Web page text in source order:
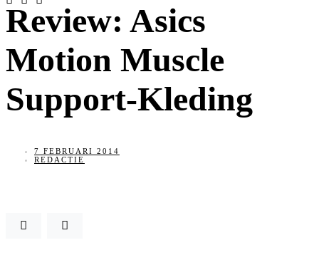
Review: Asics
Motion Muscle
Support-Kleding
7 FEBRUARI 2014
REDACTIE